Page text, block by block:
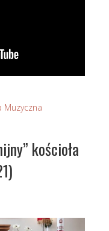
Muzyczna
kościoła